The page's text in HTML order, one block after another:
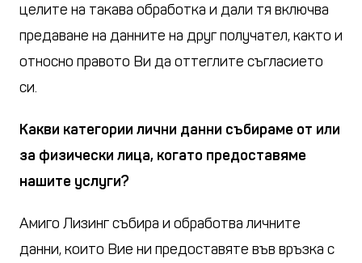
целите на такава обработка и дали тя включва
предаване на данните на друг получател, както и
относно правото Ви да оттеглите съгласието
си.
Какви категории лични данни събираме от или
за физически лица, когато предоставяме
нашите услуги?
Амиго Лизинг събира и обработва личните
данни, които Вие ни предоставяте във връзка с